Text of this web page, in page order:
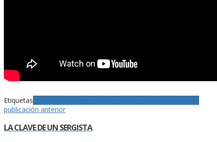
Etiquetas
publicación anterior
LA CLAVE DE UN SERGISTA